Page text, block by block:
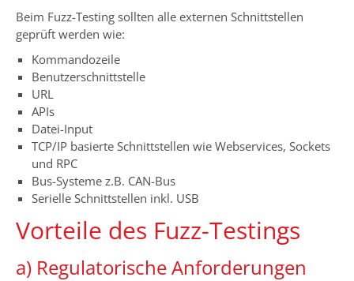
Beim Fuzz-Testing sollten alle externen Schnittstellen
geprüft werden wie:
Kommandozeile
Benutzerschnittstelle
URL
APIs
Datei-Input
TCP/IP basierte Schnittstellen wie Webservices, Sockets
und RPC
Bus-Systeme z.B. CAN-Bus
Serielle Schnittstellen inkl. USB
Vorteile des Fuzz-Testings
a) Regulatorische Anforderungen